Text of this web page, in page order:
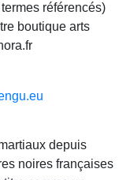
référencés)
boutique arts
depuis
noires françaises